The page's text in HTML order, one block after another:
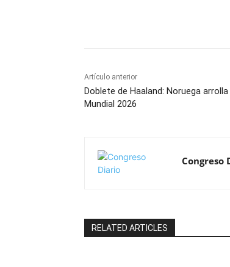
Artículo anterior
Doblete de Haaland: Noruega
Mundial 2026
Congreso
RELATED ARTICLES